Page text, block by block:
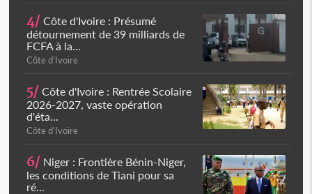
4/ Côte d'Ivoire : Présumé
détournement de 39 milliards de
FCFA à la...
Côte d'Ivoire
5/ Côte d'Ivoire : Rentrée Scolaire
2026-2027, vaste opération
d'éta...
Côte d'Ivoire
6/ Niger : Frontière Bénin-Niger,
les conditions de Tiani pour sa
ré...